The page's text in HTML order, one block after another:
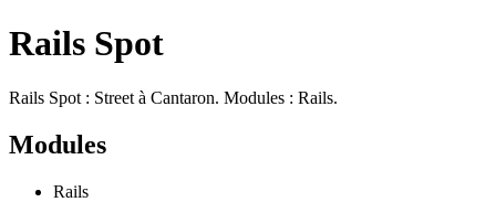
Rails Spot
Rails Spot : Street à Cantaron. Modules : Rails.
Modules
Rails